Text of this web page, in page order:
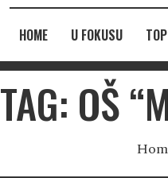
HOME U FOKUSU
TAG: OŠ